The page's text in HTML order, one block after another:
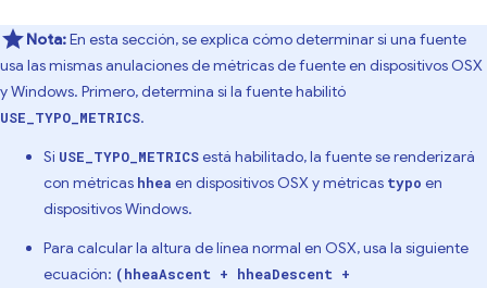
Nota:En esta sección, se explica cómo determinar si una fuente
usa las mismas anulaciones de métricas de fuente en dispositivos OSX
y Windows. Primero, determina si la fuente habilitó
USE_TYPO_METRICS.
Si USE_TYPO_METRICSestá habilitado, la fuente se renderizará
con métricas hhea en dispositivos OSX y métricas typo en
dispositivos Windows.
Para calcular la altura de línea normal en OSX, usa la siguiente
ecuación: (hheaAscent + hheaDescent +